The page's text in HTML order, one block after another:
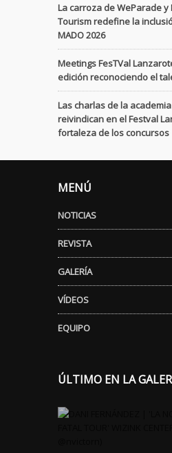
La carroza de WeParade y
Tourism redefine la
MADO 2026
Meetings FesTVal
edición reconociendo el
Las charlas de la
reivindican en el Festval
fortaleza de los concursos
MENÚ
NOTICIAS
REVISTA
GALERÍA
VÍDEOS
EQUIPO
ÚLTIMO EN LA